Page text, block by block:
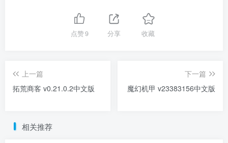
点赞9 分享 收藏
上一篇
拓荒商客 v0.21.0.2中文版
下一篇
魔幻机甲 v23383156中文版
相关推荐